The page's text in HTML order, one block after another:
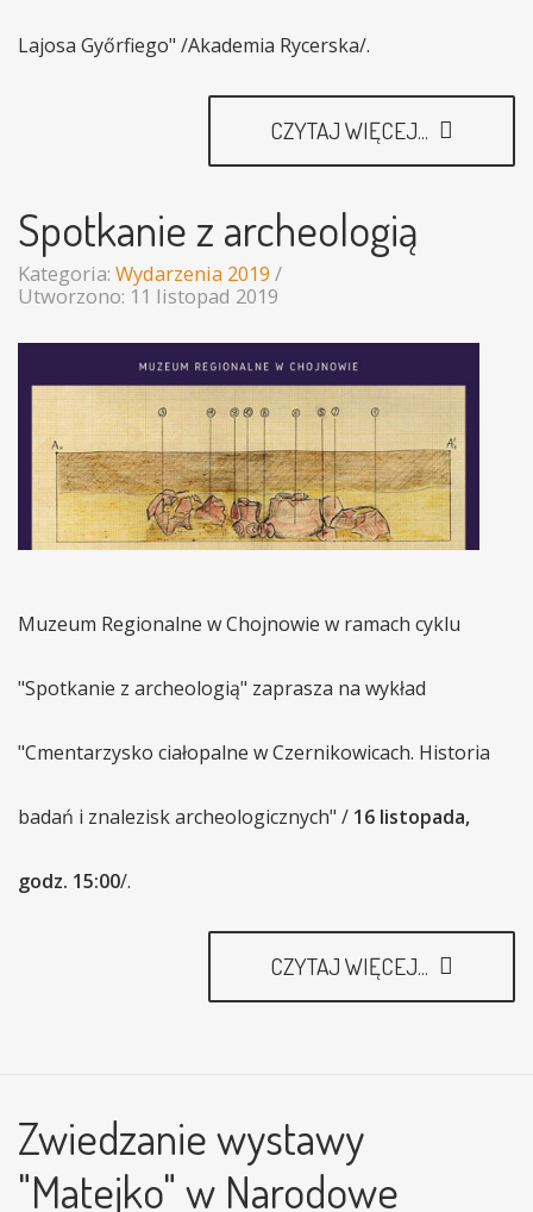
Lajosa Győrfiego" /Akademia Rycerska/.
CZYTAJ WIĘCEJ...
Spotkanie z archeologią
Kategoria: Wydarzenia 2019
Utworzono: 11 listopad 2019
Muzeum Regionalne w Chojnowie w ramach cyklu
"Spotkanie z archeologią" zaprasza na wykład
"Cmentarzysko ciałopalne w Czernikowicach. Historia
badań i znalezisk archeologicznych" / 16 listopada,
godz. 15:00/.
CZYTAJ WIĘCEJ...
Zwiedzanie wystawy
"Matejko" w Narodowe